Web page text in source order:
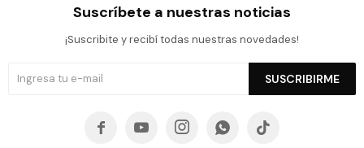
Suscríbete a nuestras noticias
¡Suscribite y recibí todas nuestras novedades!
SUSCRIBIRME
    